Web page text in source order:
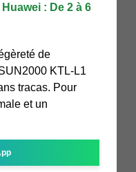
: De 2 à 6
de
KTL-L1
tracas. Pour
et un